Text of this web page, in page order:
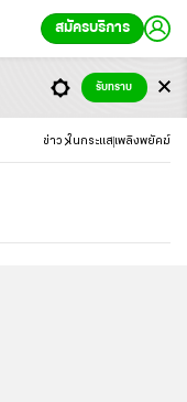
สมัครบริการ
ข่าว ในกระแส เพลิงพยัคฆ์
รับทราบ